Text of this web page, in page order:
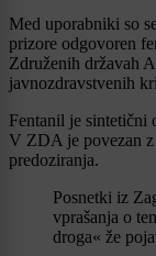
Med uporabniki so
prizore odgovoren
Združenih državah
javnozdravstvenih
Fentanil je sintetični
V ZDA je povezan z
predoziranja.
Posnetki iz
vprašanja o
droga« že